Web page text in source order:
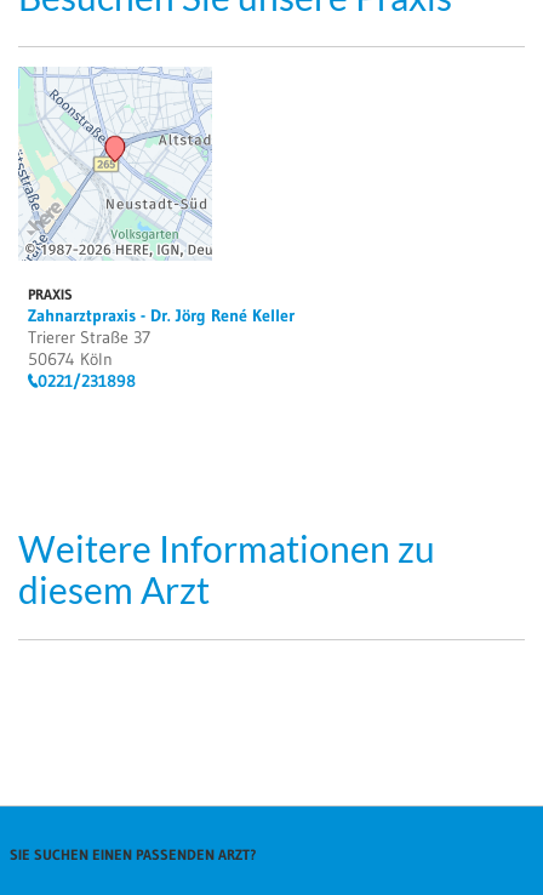
PRAXIS
Zahnarztpraxis - Dr. Jörg René Keller
Trierer Straße 37
50674 Köln
0221/231898
Weitere Informationen zu
diesem Arzt
SIE SUCHEN EINEN PASSENDEN ARZT?